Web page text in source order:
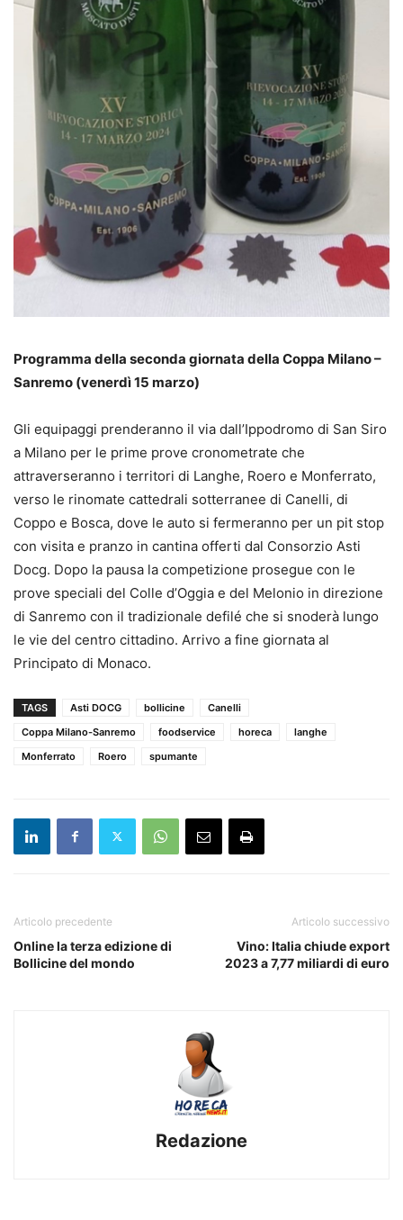
Programma della seconda giornata della Coppa Milano –
Sanremo (venerdì 15 marzo)
Gli equipaggi prenderanno il via dall’Ippodromo di San Siro
a Milano per le prime prove cronometrate che
attraverseranno i territori di Langhe, Roero e Monferrato,
verso le rinomate cattedrali sotterranee di Canelli, di
Coppo e Bosca, dove le auto si fermeranno per un pit stop
con visita e pranzo in cantina offerti dal Consorzio Asti
Docg. Dopo la pausa la competizione prosegue con le
prove speciali del Colle d’Oggia e del Melonio in direzione
di Sanremo con il tradizionale defilé che si snoderà lungo
le vie del centro cittadino. Arrivo a fine giornata al
Principato di Monaco.
TAGS Asti DOCG bollicine
Canelli
Coppa Milano-Sanremo
foodservice horeca
langhe
Monferrato
Roero spumante
Articolo precedente
Online la terza edizione di
Bollicine del mondo
Articolo successivo
Vino: Italia chiude export
2023 a 7,77 miliardi di euro
Redazione